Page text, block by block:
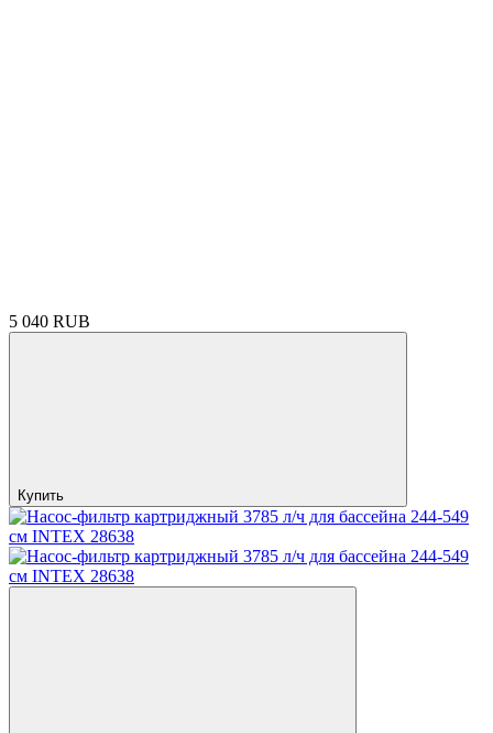
5 040 RUB
Купить